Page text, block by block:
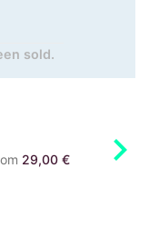
sold.
29,00 € chevron_right